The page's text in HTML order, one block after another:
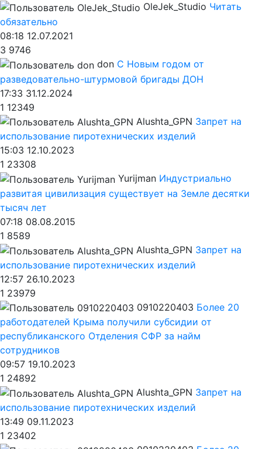
OleJek_Studio Читать
обязательно
08:18 12.07.2021
3 9746
don С Новым годом от
разведовательно-штурмовой бригады ДОН
17:33 31.12.2024
1 12349
Alushta_GPN Запрет на
использование пиротехнических изделий
15:03 12.10.2023
1 23308
Yurijman Индустриально
развитая цивилизация существует на Земле десятки
тысяч лет
07:18 08.08.2015
1 8589
Alushta_GPN Запрет на
использование пиротехнических изделий
12:57 26.10.2023
1 23979
0910220403 Более 20
работодателей Крыма получили субсидии от
республиканского Отделения СФР за найм
сотрудников
09:57 19.10.2023
1 24892
Alushta_GPN Запрет на
использование пиротехнических изделий
13:49 09.11.2023
1 23402